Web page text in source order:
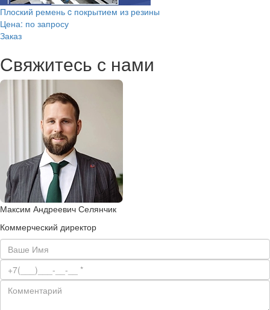
Плоский ремень c покрытием из резины
Цена: по запросу
Заказ
Свяжитесь с нами
Максим Андреевич Селянчик
Коммерческий директор